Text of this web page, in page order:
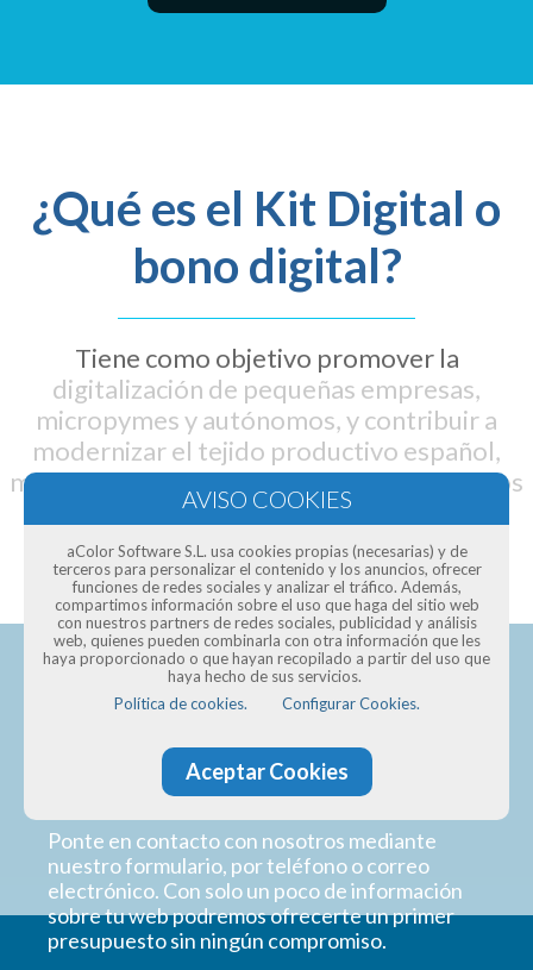
¿Qué es el Kit Digital o
bono digital?
Tiene como objetivo promover la
digitalización de pequeñas empresas,
micropymes y autónomos, y contribuir a
modernizar el tejido productivo español,
mediante un bono digital que oscila entre los
2.000 y 12.000 euros
Pide presupuesto para una
página web
Ponte en contacto con nosotros mediante
nuestro formulario, por teléfono o correo
electrónico. Con solo un poco de información
sobre tu web podremos ofrecerte un primer
presupuesto sin ningún compromiso.
aColor Software S.L. usa cookies propias (necesarias) y de
terceros para personalizar el contenido y los anuncios, ofrecer
funciones de redes sociales y analizar el tráfico. Además,
compartimos información sobre el uso que haga del sitio web
con nuestros partners de redes sociales, publicidad y análisis
web, quienes pueden combinarla con otra información que les
haya proporcionado o que hayan recopilado a partir del uso que
haya hecho de sus servicios.
Política de cookies.
Configurar Cookies.
Aceptar Cookies